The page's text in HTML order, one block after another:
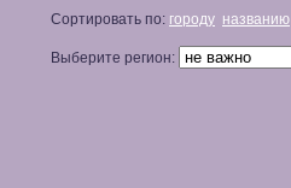
Сортировать по: городу названию
Выберите регион: